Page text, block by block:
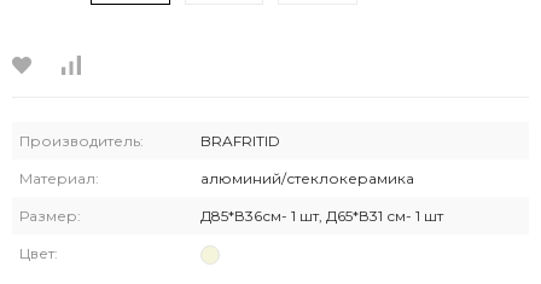
Производитель: BRAFRITID
Материал: алюминий/стеклокерамика
Размер: Д85*В36см- 1 шт, Д65*В31 см- 1 шт
Цвет: